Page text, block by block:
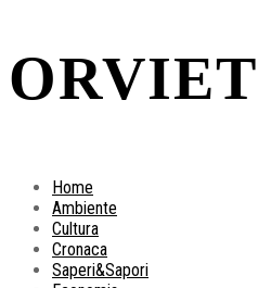
Home
Ambiente
Cultura
Cronaca
Saperi&Sapori